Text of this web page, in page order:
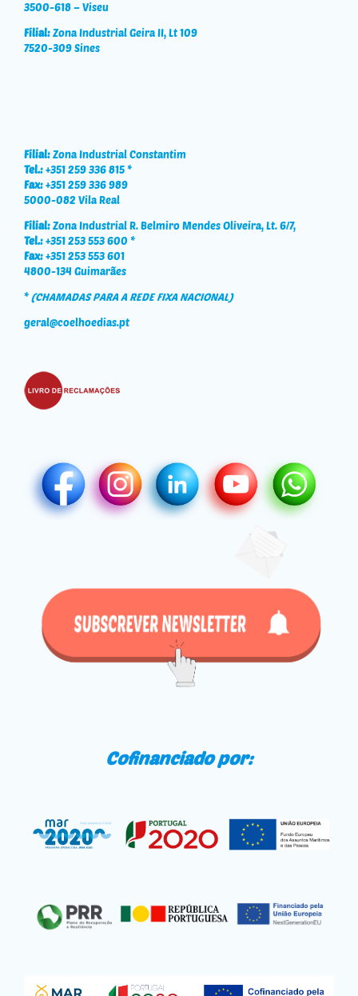
3500-618 – Viseu
Filial:Zona Industrial Geira II, Lt 109
7520-309 Sines
Filial:Zona Industrial Constantim
Tel.:+351 259 336 815 *
Fax:+351 259 336 989
5000-082 Vila Real
Filial:Zona Industrial R. Belmiro Mendes Oliveira, Lt. 6/7,
Tel.:+351 253 553 600 *
Fax:+351 253 553 601
4800-134 Guimarães
*(CHAMADAS PARA A REDE FIXA NACIONAL)
geral@coelhoedias.pt
Cofinanciado por: